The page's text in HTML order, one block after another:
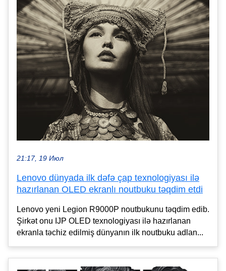
21:17, 19 Июл
Lenovo dünyada ilk dəfə çap texnologiyası ilə
hazırlanan OLED ekranlı noutbuku təqdim etdi
Lenovo yeni Legion R9000P noutbukunu təqdim edib.
Şirkət onu IJP OLED texnologiyası ilə hazırlanan
ekranla təchiz edilmiş dünyanın ilk noutbuku adlan...